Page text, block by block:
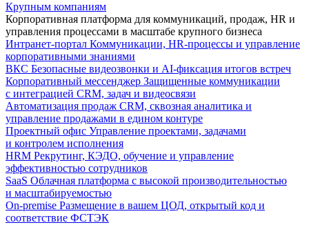
Крупным компаниям
Корпоративная платформа для коммуникаций, продаж, HR и
управления процессами в масштабе крупного бизнеса
Интранет-портал Коммуникации, HR-процессы и управление
корпоративными знаниями
ВКС Безопасные видеозвонки и AI-фиксация итогов встреч
Корпоративный мессенджер Защищенные коммуникации
с интеграцией CRM, задач и видеосвязи
Автоматизация продаж CRM, сквозная аналитика и
управление продажами в едином контуре
Проектный офис Управление проектами, задачами
и контролем исполнения
HRM Рекрутинг, КЭДО, обучение и управление
эффективностью сотрудников
SaaS Облачная платформа с высокой производительностью
и масштабируемостью
On-premise Размещение в вашем ЦОД, открытый код и
соответствие ФСТЭК